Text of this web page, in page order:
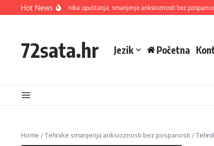
Skip to content
Hot News
disanja: Tehnika opuštanja, smanjenje anksioznosti bez pospanosti,
72sata.hr Jezik Početna
Home /Tehnike smanjenja anksioznosti bez pospanosti /